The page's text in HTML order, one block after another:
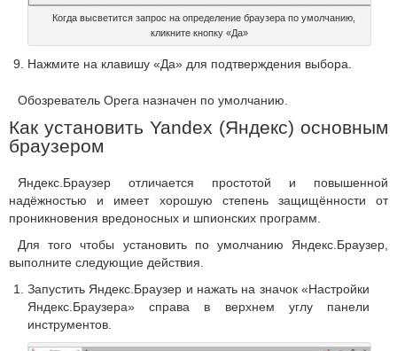
Когда высветится запрос на определение браузера по умолчанию,
кликните кнопку «Да»
Нажмите на клавишу «Да» для подтверждения выбора.
Обозреватель Opera назначен по умолчанию.
Как установить Yandex (Яндекс) основным
браузером
Яндекс.Браузер отличается простотой и повышенной
надёжностью и имеет хорошую степень защищённости от
проникновения вредоносных и шпионских программ.
Для того чтобы установить по умолчанию Яндекс.Браузер,
выполните следующие действия.
Запустить Яндекс.Браузер и нажать на значок «Настройки
Яндекс.Браузера» справа в верхнем углу панели
инструментов.